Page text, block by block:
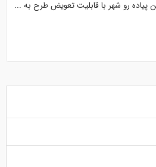
پیاده رو شهر با قابلیت تعویض طرح به ...